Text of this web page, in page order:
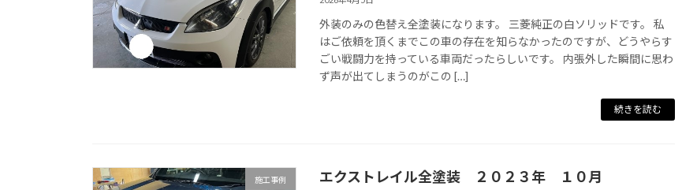
外装のみの色替え全塗装になります。 三菱純正の白ソリッドです。 私
はご依頼を頂くまでこの車の存在を知らなかったのですが、どうやらす
ごい戦闘力を持っている車両だったらしいです。 内張外した瞬間に思わ
ず声が出てしまうのがこの […]
続きを読む
施工事例 エクストレイル全塗装 ２０２３年 １０月